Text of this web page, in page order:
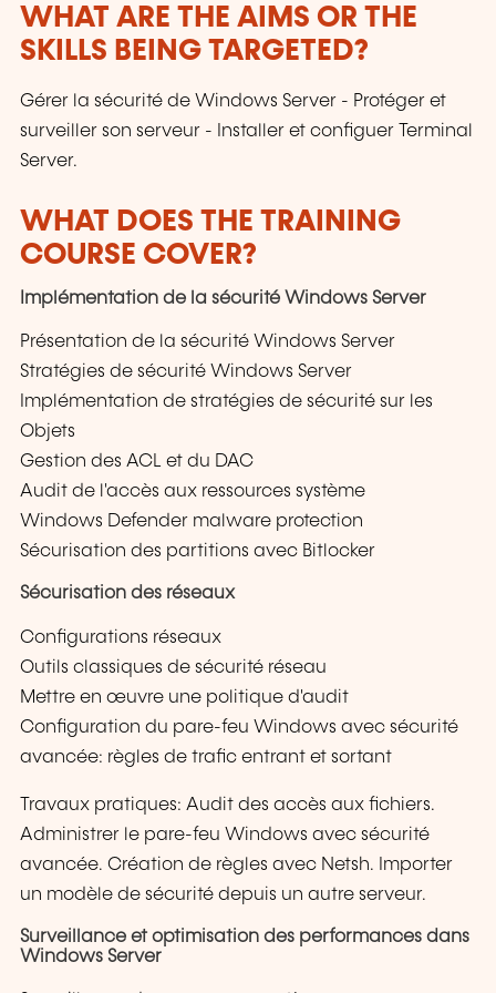
WHAT ARE THE AIMS OR THE
SKILLS BEING TARGETED?
Gérer la sécurité de Windows Server - Protéger et
surveiller son serveur - Installer et configuer Terminal
Server.
WHAT DOES THE TRAINING
COURSE COVER?
Implémentation de la sécurité Windows Server
Présentation de la sécurité Windows Server
Stratégies de sécurité Windows Server
Implémentation de stratégies de sécurité sur les
Objets
Gestion des ACL et du DAC
Audit de l'accès aux ressources système
Windows Defender malware protection
Sécurisation des partitions avec Bitlocker
Sécurisation des réseaux
Configurations réseaux
Outils classiques de sécurité réseau
Mettre en œuvre une politique d'audit
Configuration du pare-feu Windows avec sécurité
avancée: règles de trafic entrant et sortant
Travaux pratiques: Audit des accès aux fichiers.
Administrer le pare-feu Windows avec sécurité
avancée. Création de règles avec Netsh. Importer
un modèle de sécurité depuis un autre serveur.
Surveillance et optimisation des performances dans
Windows Server